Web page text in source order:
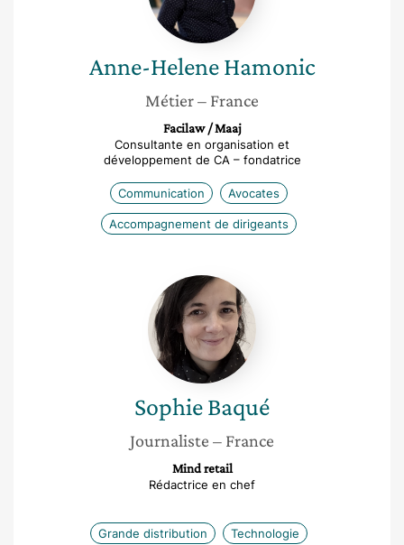
Anne-Helene Hamonic
Métier– France
Facilaw / Maaj
Consultante en organisation et
développement de CA – fondatrice
Communication Avocates
Accompagnement de dirigeants
Sophie
Baqué
SophieBaqué
Journaliste – France
Mind retail
Rédactrice en chef
Grande distribution Technologie